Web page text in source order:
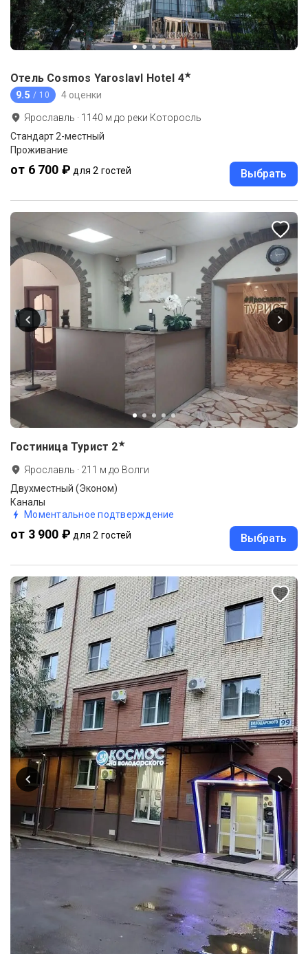
Отель Cosmos Yaroslavl Hotel 4★
9.5 / 10 4 оценки
Ярославль · 1140 м до реки Которосль
Стандарт 2-местный
Проживание
от 6 700 ₽ для 2 гостей Выбрать
Гостиница Турист 2★
Ярославль · 211 м до Волги
Двухместный (Эконом)
Каналы
Моментальное подтверждение
от 3 900 ₽ для 2 гостей Выбрать